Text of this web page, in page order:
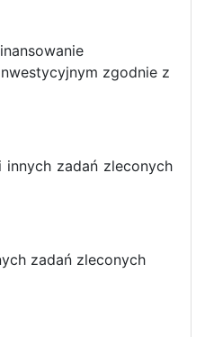
zgodnie z
zadań zleconych
zadań zleconych